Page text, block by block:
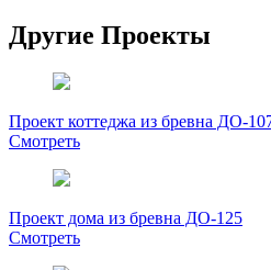
Другие Проекты
Проект коттеджа из бревна ДО-
Смотреть
Проект дома из бревна ДО-125
Смотреть